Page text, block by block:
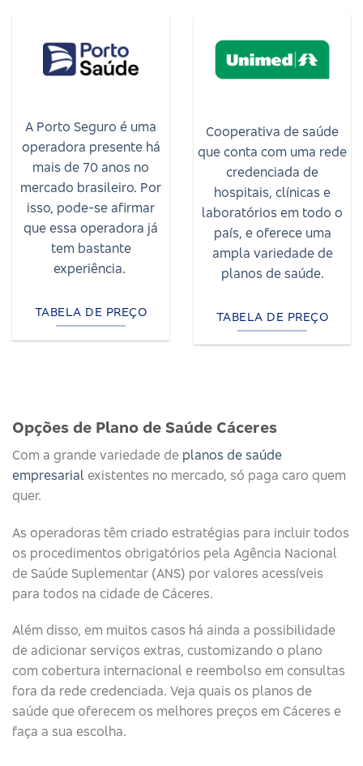
A Porto Seguro é uma
operadora presente há
mais de 70 anos no
mercado brasileiro. Por
isso, pode-se afirmar
que essa operadora já
tem bastante
experiência.
TABELA DE PREÇO
Cooperativa de saúde
que conta com uma rede
credenciada de
hospitais, clínicas e
laboratórios em todo o
país, e oferece uma
ampla variedade de
planos de saúde.
TABELA DE PREÇO
Opções de Plano de Saúde Cáceres
Com a grande variedade de planos de saúde
empresarial existentes no mercado, só paga caro quem
quer.
As operadoras têm criado estratégias para incluir todos
os procedimentos obrigatórios pela Agência Nacional
de Saúde Suplementar (ANS) por valores acessíveis
para todos na cidade de Cáceres.
Além disso, em muitos casos há ainda a possibilidade
de adicionar serviços extras, customizando o plano
com cobertura internacional e reembolso em consultas
fora da rede credenciada. Veja quais os planos de
saúde que oferecem os melhores preços em Cáceres e
faça a sua escolha.